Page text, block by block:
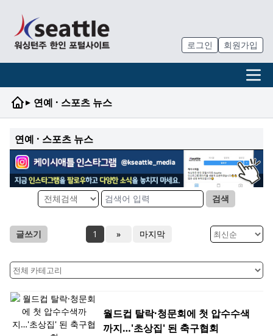
로그인 회원가입
▸ 연예 · 스포츠 뉴스
연예 · 스포츠 뉴스
검색
글쓰기 1 » 마지막
월드컵 탈락·청문회에 첫 압수수색
까지…'초상집' 된 축구협회